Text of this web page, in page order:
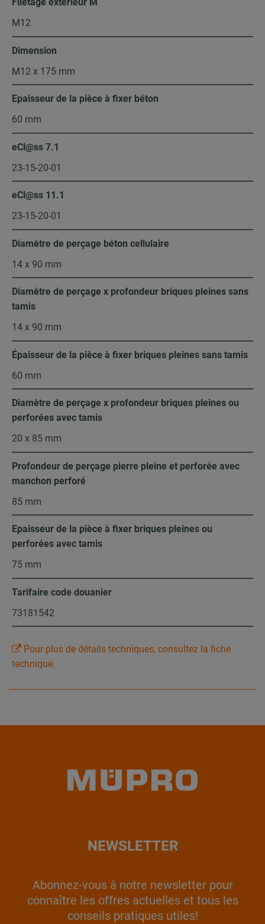
Filetage extérieur M
M12
Dimension
M12 x 175 mm
Epaisseur de la pièce à fixer béton
60 mm
eCl@ss 7.1
23-15-20-01
eCl@ss 11.1
23-15-20-01
Diamètre de perçage béton cellulaire
14 x 90 mm
Diamètre de perçage x profondeur briques pleines sans
tamis
14 x 90 mm
Épaisseur de la pièce à fixer briques pleines sans tamis
60 mm
Diamètre de perçage x profondeur briques pleines ou
perforées avec tamis
20 x 85 mm
Profondeur de perçage pierre pleine et perforée avec
manchon perforé
85 mm
Epaisseur de la pièce à fixer briques pleines ou
perforées avec tamis
75 mm
Tarifaire code douanier
73181542
Pour plus de détails techniques, consultez la fiche
technique.
NEWSLETTER
Abonnez-vous à notre newsletter pour
connaître les offres actuelles et tous les
conseils pratiques utiles!